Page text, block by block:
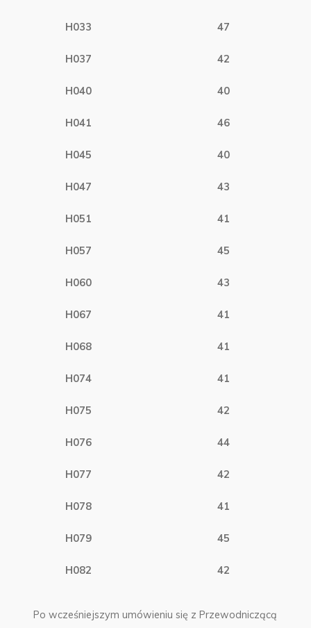
H033 47
H037 42
H040 40
H041 46
H045 40
H047 43
H051 41
H057 45
H060 43
H067 41
H068 41
H074 41
H075 42
H076 44
H077 42
H078 41
H079 45
H082 42
Po wcześniejszym umówieniu się z Przewodniczącą